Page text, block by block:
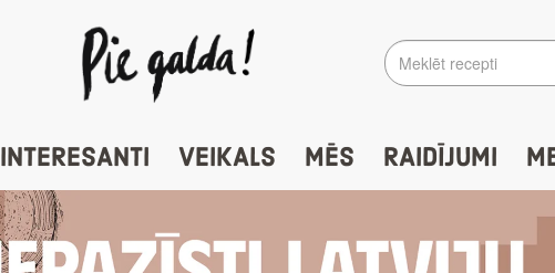
INTERESANTI VEIKALS MĒS RAIDĪJUMI